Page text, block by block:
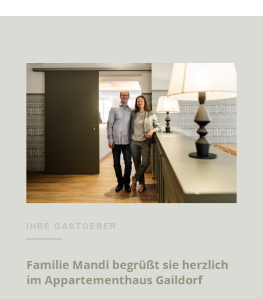
IHRE GASTGEBER
Familie Mandi begrüßt sie herzlich
im Appartementhaus Gaildorf